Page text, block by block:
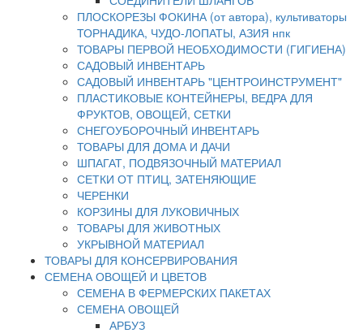
ПЛОСКОРЕЗЫ ФОКИНА (от автора), культиваторы
ТОРНАДИКА, ЧУДО-ЛОПАТЫ, АЗИЯ нпк
ТОВАРЫ ПЕРВОЙ НЕОБХОДИМОСТИ (ГИГИЕНА)
САДОВЫЙ ИНВЕНТАРЬ
САДОВЫЙ ИНВЕНТАРЬ "ЦЕНТРОИНСТРУМЕНТ"
ПЛАСТИКОВЫЕ КОНТЕЙНЕРЫ, ВЕДРА ДЛЯ
ФРУКТОВ, ОВОЩЕЙ, СЕТКИ
СНЕГОУБОРОЧНЫЙ ИНВЕНТАРЬ
ТОВАРЫ ДЛЯ ДОМА И ДАЧИ
ШПАГАТ, ПОДВЯЗОЧНЫЙ МАТЕРИАЛ
СЕТКИ ОТ ПТИЦ, ЗАТЕНЯЮЩИЕ
ЧЕРЕНКИ
КОРЗИНЫ ДЛЯ ЛУКОВИЧНЫХ
ТОВАРЫ ДЛЯ ЖИВОТНЫХ
УКРЫВНОЙ МАТЕРИАЛ
ТОВАРЫ ДЛЯ КОНСЕРВИРОВАНИЯ
СЕМЕНА ОВОЩЕЙ И ЦВЕТОВ
СЕМЕНА В ФЕРМЕРСКИХ ПАКЕТАХ
СЕМЕНА ОВОЩЕЙ
АРБУЗ